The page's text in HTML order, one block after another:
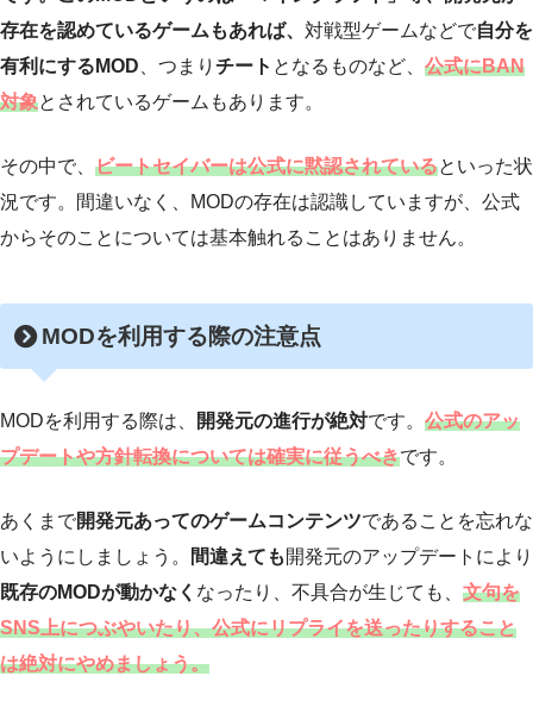
存在を認めているゲームもあれば、 対戦型ゲームなどで自分を
有利にするMOD 、つまり チート となるものなど、 公式にBAN
対象とされているゲームもあります。
その中で、 ビートセイバーは公式に黙認されているといった状
況です。間違いなく、MODの存在は認識していますが、公式
からそのことについては基本触れることはありません。
MODを利用する際の注意点
MODを利用する際は、 開発元の進行が絶対です。 公式のアッ
プデートや方針転換については確実に従うべきです。
あくまで開発元あってのゲームコンテンツであることを忘れな
いようにしましょう。
間違えても 開発元のアップデートにより
既存のMODが動かなく なったり、不具合が生じても、 文句を
SNS上につぶやいたり、公式にリプライを送ったりすること
は絶対にやめましょう。